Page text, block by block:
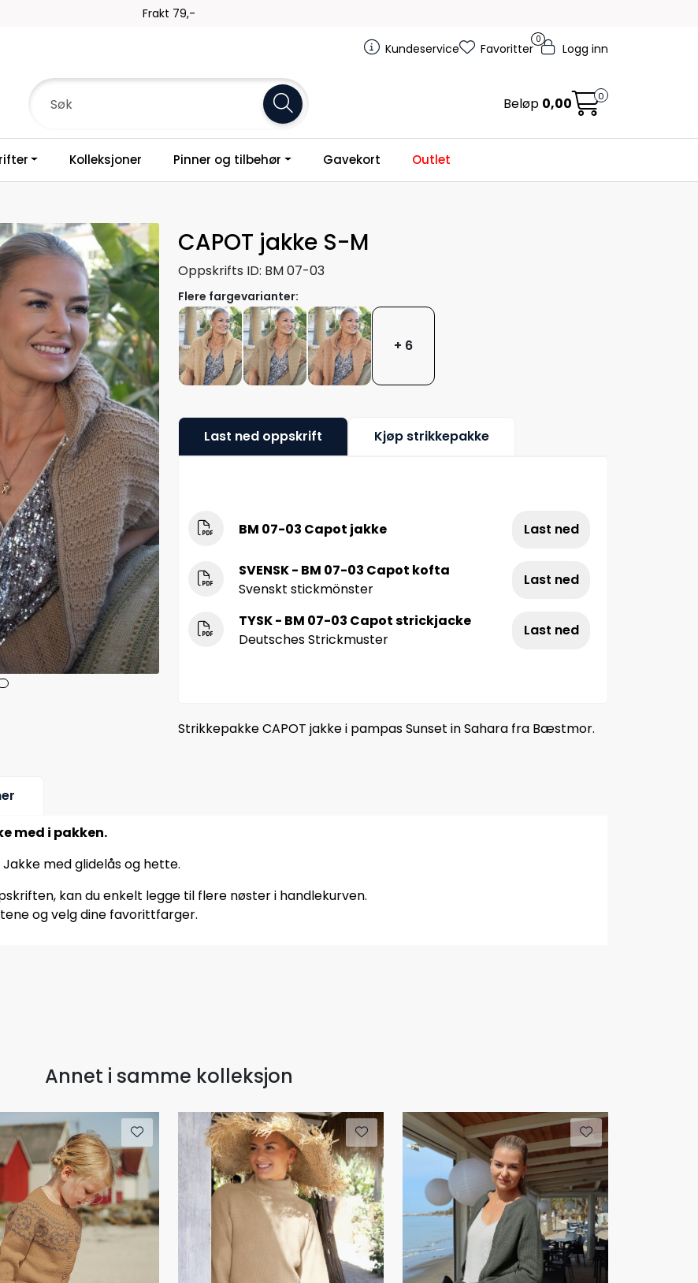
Frakt 79,-
Kundeservice
0
Favoritter Logg inn
Beløp 0,00 0
Kolleksjoner Pinner og tilbehør Gavekort Outlet
CAPOT jakke S-M
Oppskrifts ID: BM 07-03
Flere fargevarianter:
+ 6
Last ned oppskrift Kjøp strikkepakke
BM 07-03 Capot jakke Last ned
SVENSK - BM 07-03 Capot kofta
Svenskt stickmönster
Last ned
TYSK - BM 07-03 Capot strickjacke
Deutsches Strickmuster
Last ned
Strikkepakke CAPOT jakke i pampas Sunset in Sahara fra Bæstmor.
med i pakken.
med glidelås og hette.
kan du enkelt legge til flere nøster i handlekurven.
og velg dine favorittfarger.
Annet i samme kolleksjon